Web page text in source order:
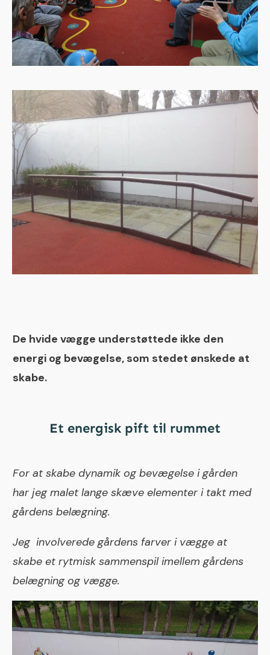
De hvide vægge understøttede ikke den
energi og bevægelse, som stedet ønskede at
skabe.
Et energisk pift til rummet
For at skabe dynamik og bevægelse i gården
har jeg malet lange skæve elementer i takt med
gårdens belægning.
Jeg involverede gårdens farver i vægge at
skabe et rytmisk sammenspil imellem gårdens
belægning og vægge.